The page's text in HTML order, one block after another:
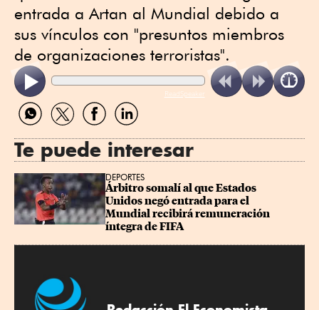
entrada a Artan al Mundial debido a
sus vínculos con "presuntos miembros
de organizaciones terroristas".
ReadSpeaker
Compartir
por
Compartir
por
Compartir
por
Compartir
por
Te puede interesar
DEPORTES
Árbitro somalí al que Estados
Unidos negó entrada para el
Mundial recibirá remuneración
íntegra de FIFA